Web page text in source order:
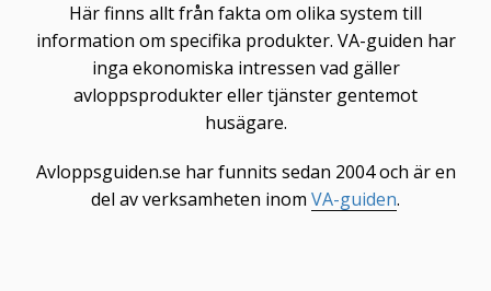
Här finns allt från fakta om olika system till
information om specifika produkter. VA-guiden har
inga ekonomiska intressen vad gäller
avloppsprodukter eller tjänster gentemot
husägare.
Avloppsguiden.se har funnits sedan 2004 och är en
del av verksamheten inom VA-guiden.